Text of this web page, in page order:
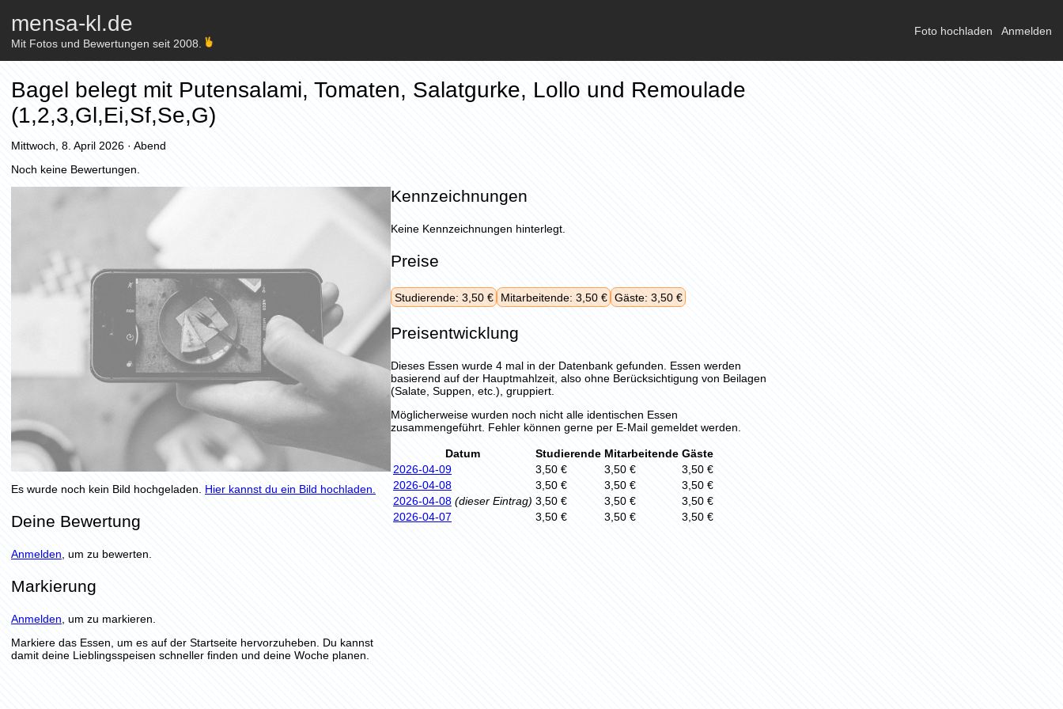
mensa-kl.de
Mit Fotos und Bewertungen seit 2008.
Foto hochladen Anmelden
Bagel belegt mit Putensalami, Tomaten, Salatgurke, Lollo und Remoulade
(1,2,3,Gl,Ei,Sf,Se,G)
Mittwoch, 8. April 2026 · Abend
Noch keine Bewertungen.
Es wurde noch kein Bild hochgeladen. Hier kannst du ein Bild hochladen.
Deine Bewertung
Anmelden , um zu bewerten.
Markierung
Anmelden , um zu markieren.
Markiere das Essen, um es auf der Startseite hervorzuheben. Du kannst
damit deine Lieblingsspeisen schneller finden und deine Woche planen.
Kennzeichnungen
Keine Kennzeichnungen hinterlegt.
Preise
Studierende: 3,50 € Mitarbeitende: 3,50 € Gäste: 3,50 €
Preisentwicklung
Dieses Essen wurde 4 mal in der Datenbank gefunden. Essen werden
basierend auf der Hauptmahlzeit, also ohne Berücksichtigung von Beilagen
(Salate, Suppen, etc.), gruppiert.
Möglicherweise wurden noch nicht alle identischen Essen
zusammengeführt. Fehler können gerne per E-Mail gemeldet werden.
Datum Studierende Mitarbeitende Gäste
2026-04-09
3,50 € 3,50 €
3,50 €
2026-04-08
3,50 € 3,50 €
3,50 €
2026-04-08 (dieser Eintrag) 3,50 € 3,50 €
3,50 €
2026-04-07
3,50 € 3,50 € 3,50 €